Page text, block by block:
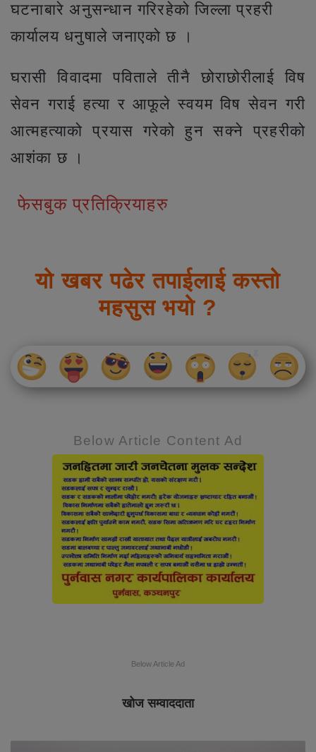
घटनाबारे अनुसन्धान गरिरहेको जिल्ला प्रहरी
कार्यालय धनुषाले जनाएको छ ।
घरासी विवादमा पविताले तीनै छोराछोरीलाई विष
सेवन गराई हत्या र आफूले स्वयम विष सेवन गरी
आत्महत्याको प्रयास गरेको हुन सक्ने प्रहरीको
आशंका छ ।
फेसबुक प्रतिक्रियाहरु
यो खबर पढेर तपाईलाई कस्तो
महसुस भयो ?
Below Article Content Ad
Below Article Ad
खोज सम्वाददाता